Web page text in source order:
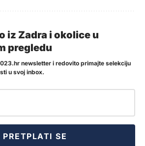
iz Zadra i okolice u
pregledu
newsletter i redovito primajte selekciju
u svoj inbox.
PRETPLATI SE